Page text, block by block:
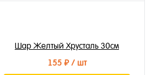
Шар Желтый Хрусталь 30см
155 ₽/ шт